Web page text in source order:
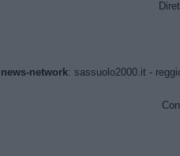
news-network: sassuolo2000.it-